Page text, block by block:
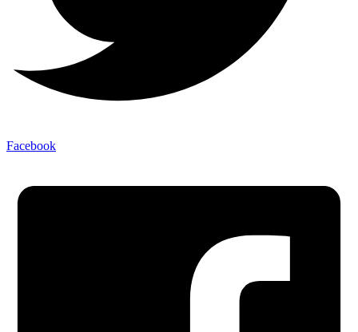
Facebook